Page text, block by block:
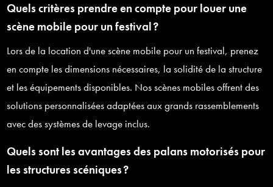
Quels critères prendre en compte pour louer une
scène mobile pour un festival ?
Lors de la location d'une scène mobile pour un festival, prenez
en compte les dimensions nécessaires, la solidité de la structure
et les équipements disponibles. Nos scènes mobiles offrent des
solutions personnalisées adaptées aux grands rassemblements
avec des systèmes de levage inclus.
Quels sont les avantages des palans motorisés pour
les structures scéniques ?